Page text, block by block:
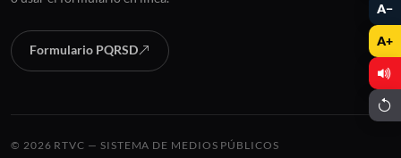
A−
A+
Formulario PQRSD
© 2026 RTVC — SISTEMA DE MEDIOS PÚBLICOS